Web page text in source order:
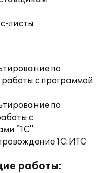
листы
по
с программой
по
с
"1С"
1С:ИТС
работы: